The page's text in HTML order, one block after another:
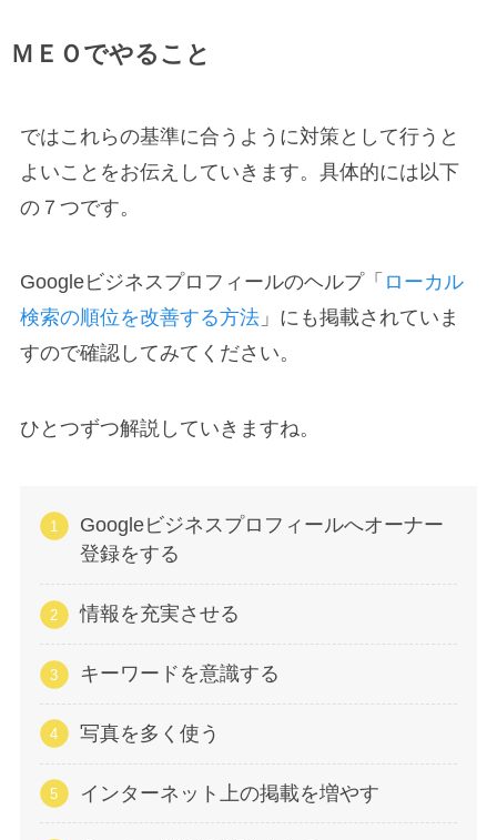
ＭＥＯでやること
ではこれらの基準に合うように対策として行うと
よいことをお伝えしていきます。具体的には以下
の７つです。
Googleビジネスプロフィールのヘルプ「 ローカル
検索の順位を改善する方法」にも掲載されていま
すので確認してみてください。
ひとつずつ解説していきますね。
Googleビジネスプロフィールへオーナー
登録をする
情報を充実させる
キーワードを意識する
写真を多く使う
インターネット上の掲載を増やす